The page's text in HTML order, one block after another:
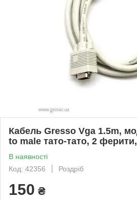
Кабель Gresso Vga 1.5m,
to male тато-тато, 2
В наявності
Код: 42356
Роздріб
150 ₴